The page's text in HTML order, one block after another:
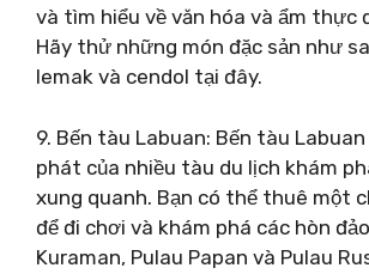
và tìm hiểu về văn hóa và ẩm thực
Hãy thử những món đặc sản như
lemak và cendol tại đây.
9. Bến tàu Labuan: Bến tàu
phát của nhiều tàu du lịch khám
xung quanh. Bạn có thể thuê một
để đi chơi và khám phá các hòn
Kuraman, Pulau Papan và Pulau